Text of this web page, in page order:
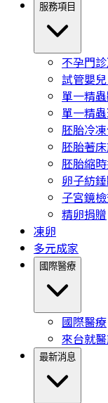
服務項目
不孕門
試管嬰兒
單一精
單一精
胚胎冷
胚胎著
胚胎縮
卵子紡
子宮鏡
精卵捐贈
凍卵
多元成家
國際醫療
國際醫療
來台就
最新消息